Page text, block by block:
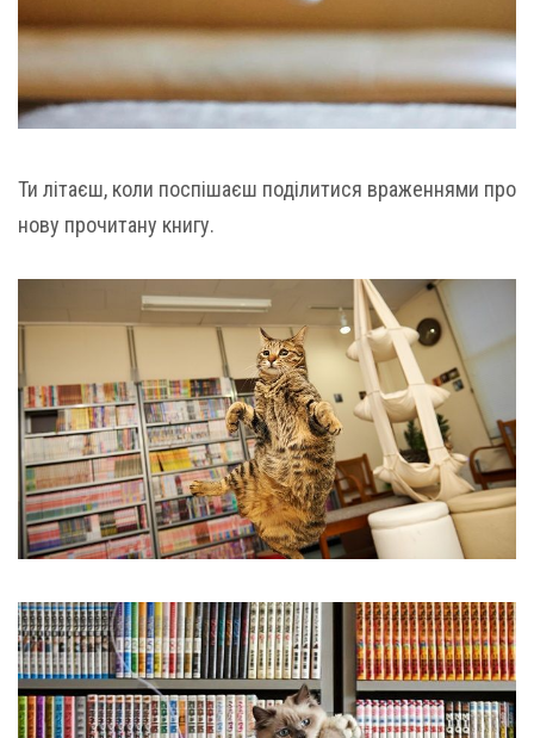
Ти літаєш, коли поспішаєш поділитися враженнями про
нову прочитану книгу.